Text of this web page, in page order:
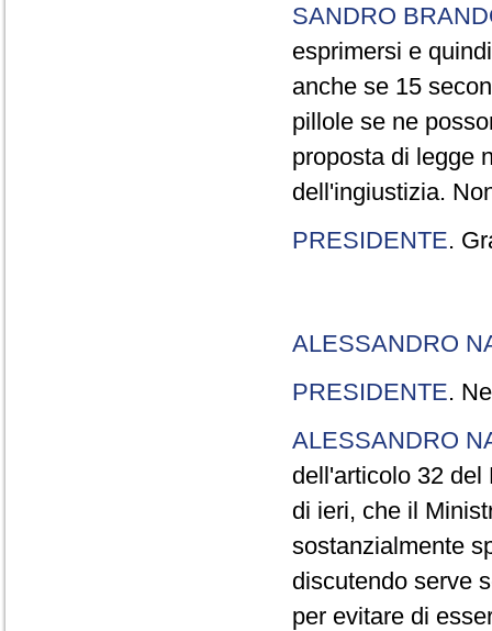
SANDRO
esprimersi e
anche se 15
pillole se ne
proposta di legge
dell'ingiustizia.
PRESIDENTE.
ALESSANDRO
PRESIDENTE.
ALESSANDRO
dell'articolo 32 del
di ieri, che il
sostanzialmente
discutendo serve
per evitare di